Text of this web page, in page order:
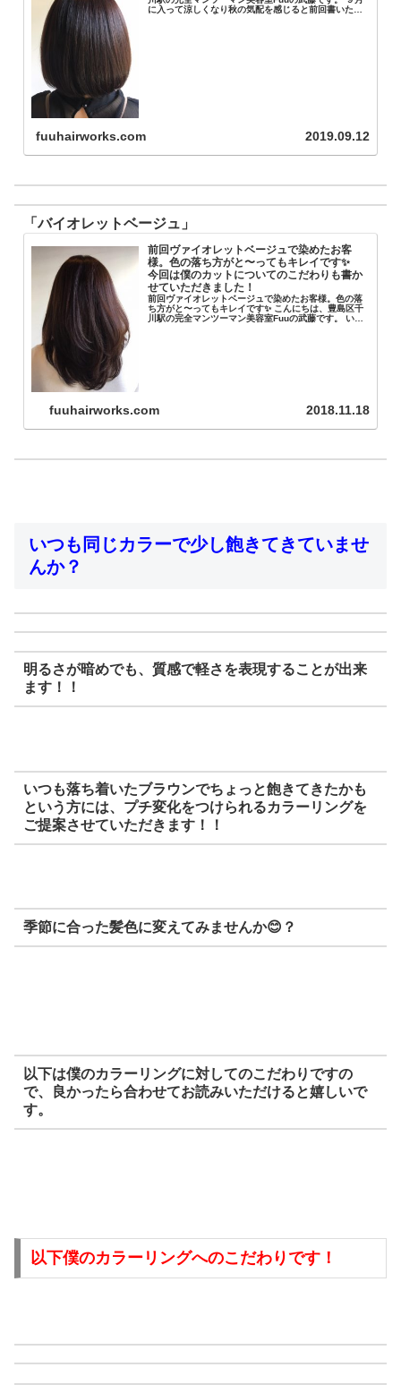
に入って涼しくなり秋の気配を感じると前回書いたの
fuuhairworks.com 2019.09.12
「バイオレットベージュ」
前回ヴァイオレットベージュで染めたお客
様。色の落ち方がと〜ってもキレイです✨
今回は僕のカットについてのこだわりも書か
せていただきました！
前回ヴァイオレットベージュで染めたお客様。色の落
ち方がと〜ってもキレイです✨ こんにちは、豊島区千
川駅の完全マンツーマン美容室Fuuの武藤です。 いよ
fuuhairworks.com 2018.11.18
いつも同じカラーで少し飽きてきていませ
んか？
明るさが暗めでも、質感で軽さを表現することが出来
ます！！
いつも落ち着いたブラウンでちょっと飽きてきたかも
という方には、プチ変化をつけられるカラーリングを
ご提案させていただきます！！
季節に合った髪色に変えてみませんか😊？
以下は僕のカラーリングに対してのこだわりですの
で、良かったら合わせてお読みいただけると嬉しいで
す。
以下僕のカラーリングへのこだわりです！